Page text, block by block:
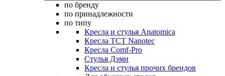
по бренду
по принадлежности
по типу
Кресла и стулья Anatomica
Кресла TCT Nanotec
Кресла Comf-Pro
Стулья Дэми
Кресла и стулья прочих брендов